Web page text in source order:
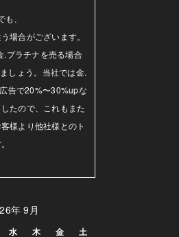
、
場合がございます。
.プラチナを売る場合
しょう。当社では金.
告で20%〜30%upな
たので、これもまた
様より他社様とのト
年 9月
水 木 金 土